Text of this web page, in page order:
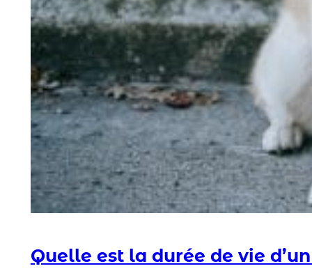
Quelle est la durée de vie